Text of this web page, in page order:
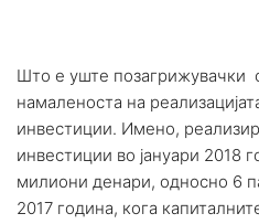
Што е уште позагрижувачки
намаленоста на
инвестиции. Имено,
инвестиции во јануари 2018
милиони денари, односно 6
2017 година, кога